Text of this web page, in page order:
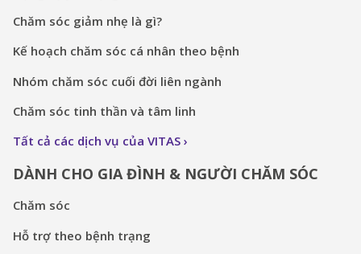
Chăm sóc giảm nhẹ là gì?
Kế hoạch chăm sóc cá nhân theo bệnh
Nhóm chăm sóc cuối đời liên ngành
Chăm sóc tinh thần và tâm linh
Tất cả các dịch vụ của VITAS
DÀNH CHO GIA ĐÌNH & NGƯỜI CHĂM SÓC
Chăm sóc
Hỗ trợ theo bệnh trạng